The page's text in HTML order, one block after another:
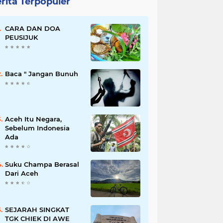
CARA DAN DOA
PEUSIJUK
Baca " Jangan Bunuh
Aceh Itu Negara,
Sebelum Indonesia
Ada
Suku Champa Berasal
Dari Aceh
SEJARAH SINGKAT
TGK CHIEK DI AWE